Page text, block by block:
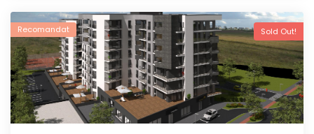
Recomandat Sold Out!